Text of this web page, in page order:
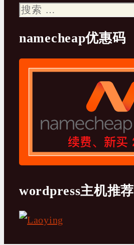
搜
namecheap优惠码
wordpress主机推荐